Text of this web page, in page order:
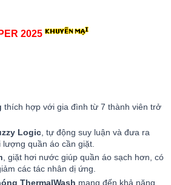
2025
thích hợp với gia đình từ 7 thành viên trở
Logic, tự động suy luận và đưa ra
quần áo cần giặt.
, giặt hơi nước giúp quần áo sạch hơn, có
các tác nhân dị ứng.
ThermalWash mang đến khả năng